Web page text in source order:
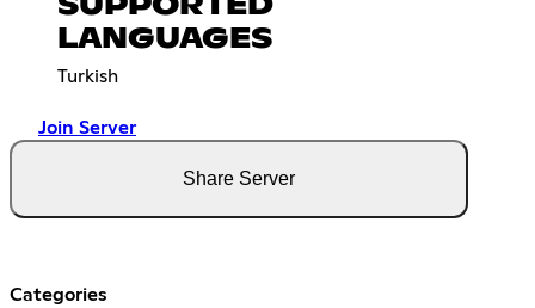
SUPPORTED
LANGUAGES
Turkish
Join Server
Share Server
Categories